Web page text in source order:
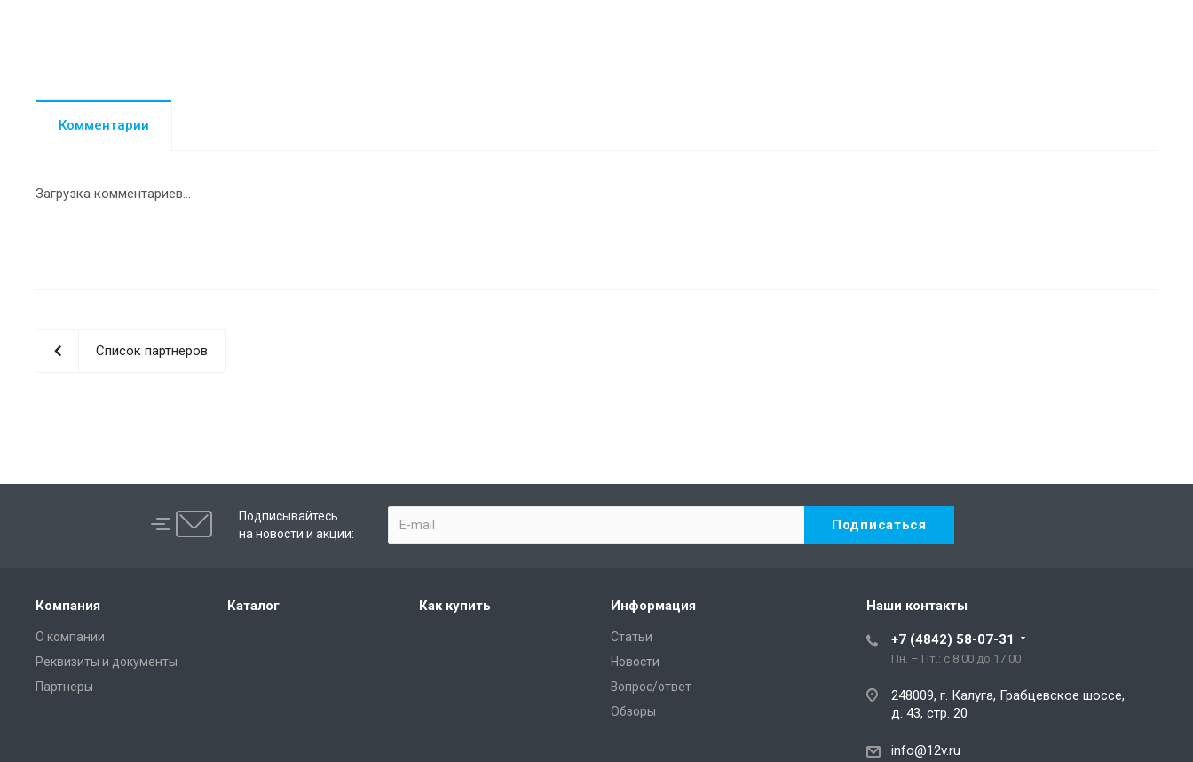
Комментарии
Загрузка комментариев...
Список партнеров
Подписывайтесь
на новости и акции:
Компания
О компании
Реквизиты и документы
Партнеры
Каталог Как купить Информация
Статьи
Новости
Вопрос/ответ
Обзоры
Наши контакты
+7 (4842) 58-07-31
Пн. – Пт.: с 8:00 до 17:00
248009, г. Калуга, Грабцевское шоссе,
д. 43, стр. 20
info@12v.ru